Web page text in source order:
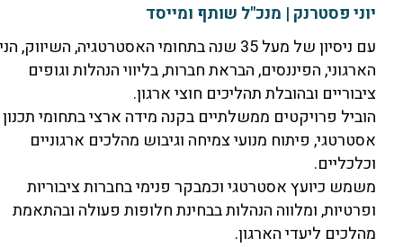
פסטרנק | מנכ"ל שותף ומייסד
עם ניסיון של מעל 35 שנה בתחומי האסטרטגיה, השיווק, הניהול
הפיננסים, הבראת חברות, בליווי הנהלות וגופים
ובהובלת תהליכים חוצי ארגון.
פרויקטים ממשלתיים בקנה מידה ארצי בתחומי תכנון
פיתוח מנועי צמיחה וגיבוש מהלכים ארגוניים
כיועץ אסטרטגי וכמבקר פנימי בחברות ציבוריות
ומלווה הנהלות בבחינת חלופות פעולה ובהתאמת
ליעדי הארגון.